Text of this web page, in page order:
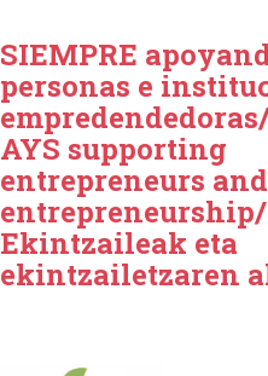
SIEMPRE
personas e
AYS supporting
entrepreneurs and
entrepreneurship/
Ekintzaileak eta
ekintzailetzaren